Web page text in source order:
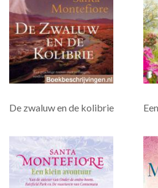
De zwaluw en de kolibrie